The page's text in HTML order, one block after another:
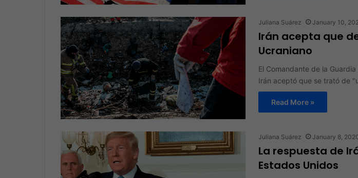
Juliana Suárez January 10,
Irán acepta que
Ucraniano
El Comandante de la
Irán aceptó que se trató de
Read More »
Juliana Suárez January 8,
La respuesta de
Estados Unidos